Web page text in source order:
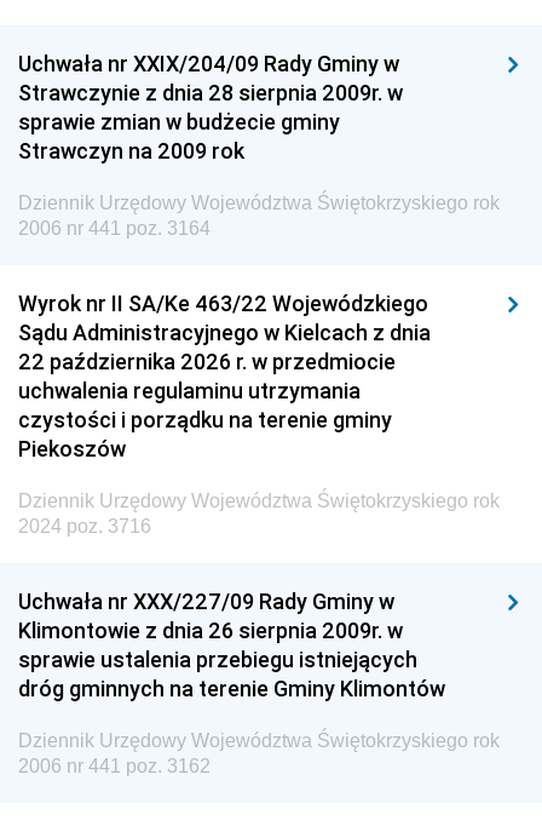
Dziennik Urzędowy Ministra Przemysłu
Dziennik Urzędowy Ministra Finansów i Gospodarki
Dziennik Urzędowy Ministra do Spraw Unii
Dziennik Urzędowy Agencji Wywiadu
Uchwała nr XXIX/204/09 Rady Gminy w
Strawczynie z dnia 28 sierpnia 2009r. w
sprawie zmian w budżecie gminy
Strawczyn na 2009 rok
Dziennik Urzędowy Województwa Świętokrzyskiego rok
2006 nr 441 poz. 3164
Wyrok nr II SA/Ke 463/22 Wojewódzkiego
Sądu Administracyjnego w Kielcach z dnia
22 października 2026 r. w przedmiocie
uchwalenia regulaminu utrzymania
czystości i porządku na terenie gminy
Piekoszów
Dziennik Urzędowy Województwa Świętokrzyskiego rok
2024 poz. 3716
Uchwała nr XXX/227/09 Rady Gminy w
Klimontowie z dnia 26 sierpnia 2009r. w
sprawie ustalenia przebiegu istniejących
dróg gminnych na terenie Gminy Klimontów
Dziennik Urzędowy Województwa Świętokrzyskiego rok
2006 nr 441 poz. 3162